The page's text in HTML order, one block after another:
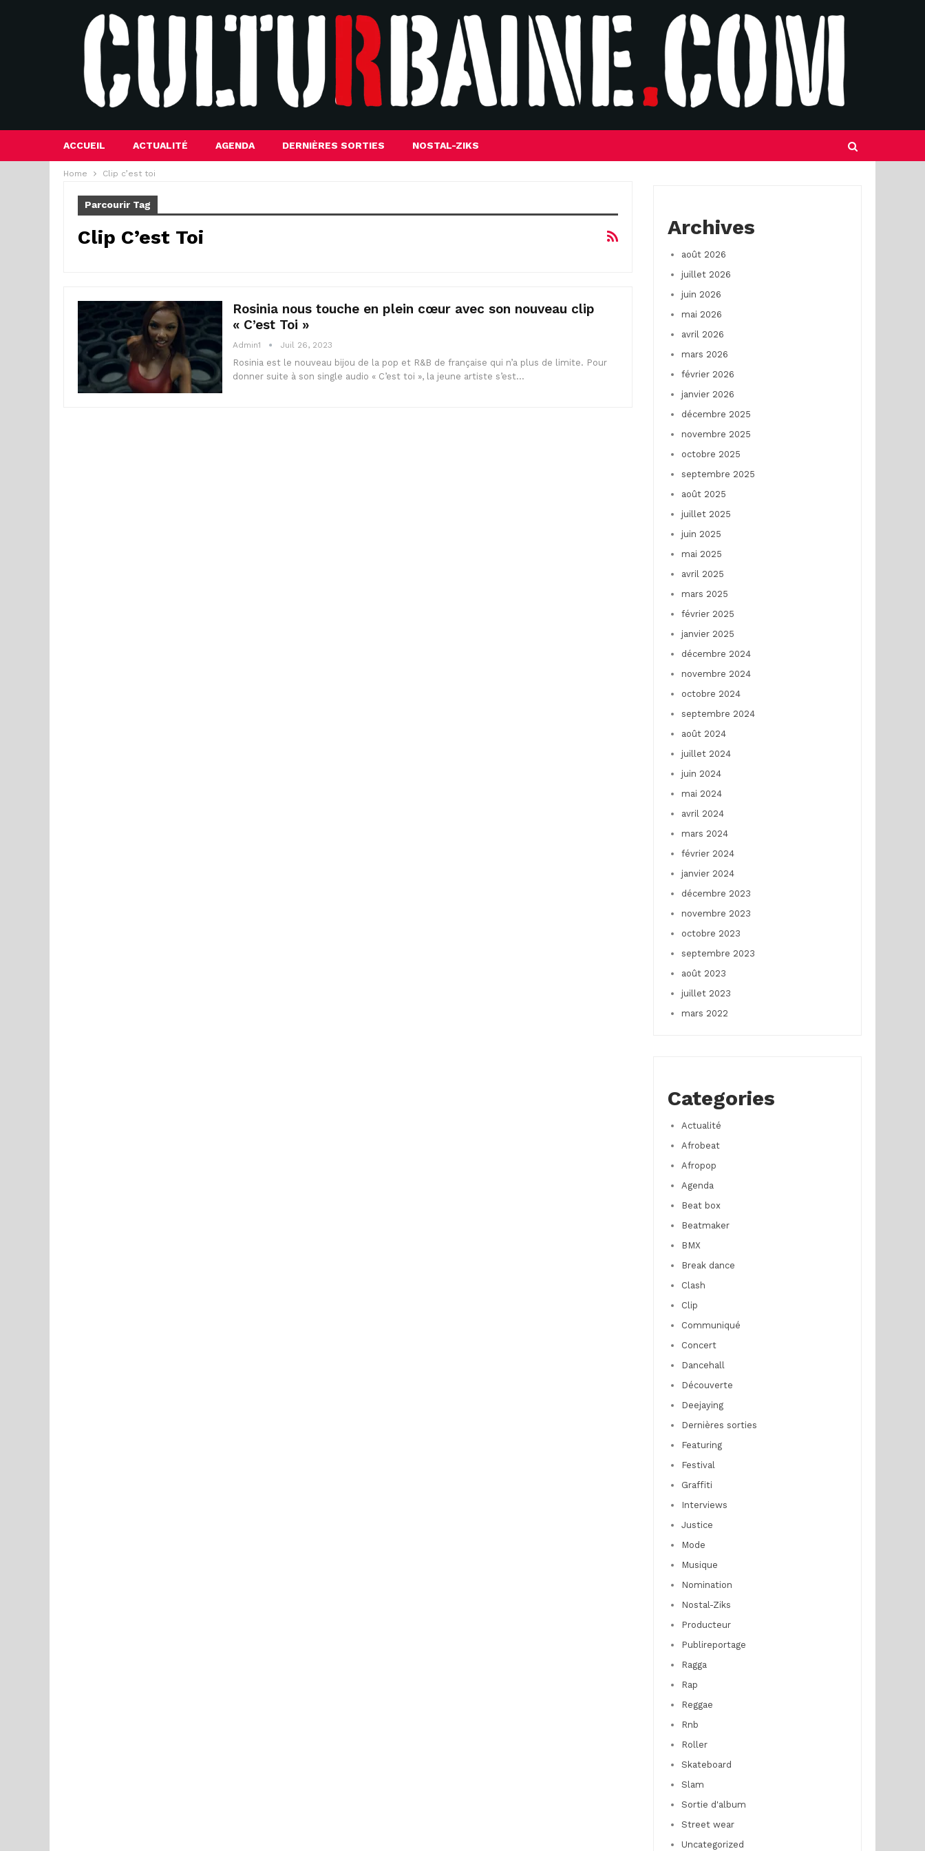
ACCUEIL ACTUALITÉ AGENDA DERNIÈRES SORTIES NOSTAL-ZIKS
Home Clip c’est toi
Parcourir Tag
Clip C’est Toi
Rosinia nous touche en plein cœur avec son nouveau clip
« C’est Toi »
Admin1 Juil 26, 2023
Rosinia est le nouveau bijou de la pop et R&B de française qui n’a plus de limite. Pour
donner suite à son single audio « C’est toi », la jeune artiste s’est…
Archives
août 2026
juillet 2026
juin 2026
mai 2026
avril 2026
mars 2026
février 2026
janvier 2026
décembre 2025
novembre 2025
octobre 2025
septembre 2025
août 2025
juillet 2025
juin 2025
mai 2025
avril 2025
mars 2025
février 2025
janvier 2025
décembre 2024
novembre 2024
octobre 2024
septembre 2024
août 2024
juillet 2024
juin 2024
mai 2024
avril 2024
mars 2024
février 2024
janvier 2024
décembre 2023
novembre 2023
octobre 2023
septembre 2023
août 2023
juillet 2023
mars 2022
Categories
Actualité
Afrobeat
Afropop
Agenda
Beat box
Beatmaker
BMX
Break dance
Clash
Clip
Communiqué
Concert
Dancehall
Découverte
Deejaying
Dernières sorties
Featuring
Festival
Graffiti
Interviews
Justice
Mode
Musique
Nomination
Nostal-Ziks
Producteur
Publireportage
Ragga
Rap
Reggae
Rnb
Roller
Skateboard
Slam
Sortie d'album
Street wear
Uncategorized